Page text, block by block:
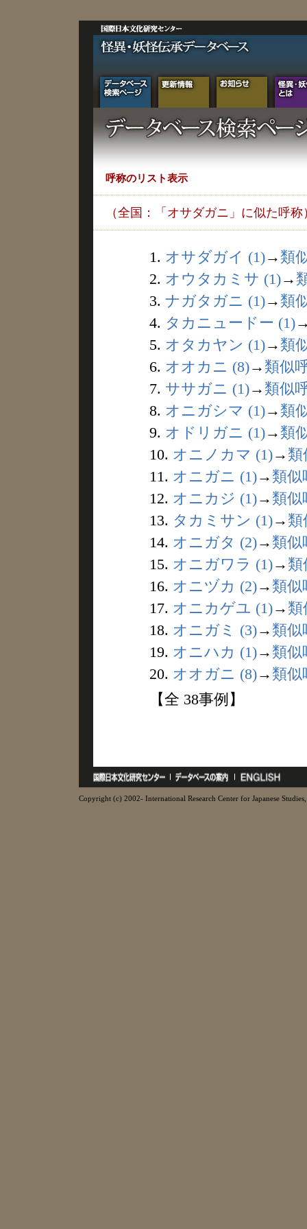
呼称のリスト表示
（全国：「オサダガニ」に似た呼称
1. オサダガイ (1)→ 類
2. オウタカミサ (1)→
3. ナガタガニ (1)→ 類
4. タカニュードー (1)
5. オタカヤン (1)→ 類
6. オオカニ (8)→ 類似
7. ササガニ (1)→ 類似
8. オニガシマ (1)→ 類
9. オドリガニ (1)→ 類
10. オニノカマ (1)→ 類
11. オニガニ (1)→ 類似
12. オニカジ (1)→ 類似
13. タカミサン (1)→ 類
14. オニガタ (2)→ 類似
15. オニガワラ (1)→ 類
16. オニヅカ (2)→ 類似
17. オニカゲユ (1)→ 類
18. オニガミ (3)→ 類似
19. オニハカ (1)→ 類似
20. オオガニ (8)→ 類似
【全 38事例】
Copyright (c) 2002- International Research Center for Japanese